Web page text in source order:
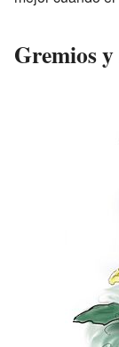
Gremios